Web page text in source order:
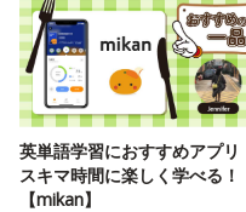
英単語学習におすすめアプリ
スキマ時間に楽しく学べる！
【mikan】